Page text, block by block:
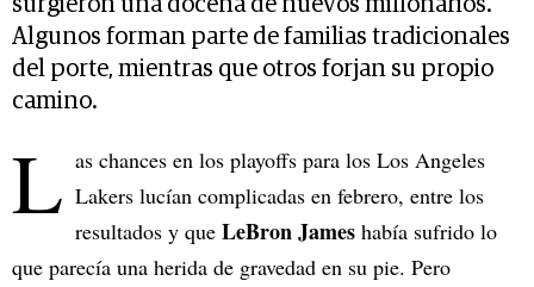
surgieron una docena de nuevos millonarios.
Algunos forman parte de familias tradicionales
del porte, mientras que otros forjan su propio
camino.
L as chances en los playoffs para los Los Angeles
Lakers lucían complicadas en febrero, entre los
resultados y que LeBron James había sufrido lo
que parecía una herida de gravedad en su pie. Pero